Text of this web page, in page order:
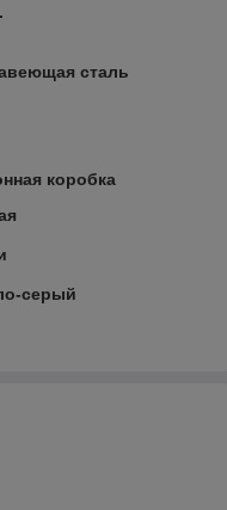
сталь
коробка
серый